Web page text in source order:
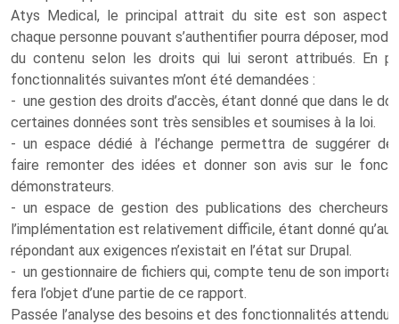
Atys Medical, le principal attrait du site est son aspect
chaque personne pouvant s’authentifier pourra déposer,
du contenu selon les droits qui lui seront attribués. En
fonctionnalités suivantes m’ont été demandées :
- une gestion des droits d’accès, étant donné que dans le
certaines données sont très sensibles et soumises à la loi.
- un espace dédié à l’échange permettra de suggérer
faire remonter des idées et donner son avis sur le
démonstrateurs.
- un espace de gestion des publications des
l’implémentation est relativement difficile, étant donné
répondant aux exigences n’existait en l’état sur Drupal.
- un gestionnaire de fichiers qui, compte tenu de son
fera l’objet d’une partie de ce rapport.
Passée l’analyse des besoins et des fonctionnalités